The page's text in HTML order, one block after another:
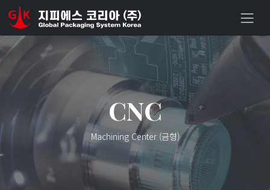
CNC
Machining Center (금형)